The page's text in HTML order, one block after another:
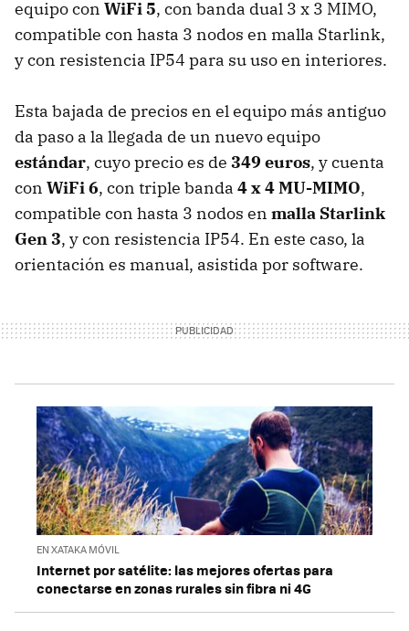
equipo con WiFi 5, con banda dual 3 x 3 MIMO,
compatible con hasta 3 nodos en malla Starlink,
y con resistencia IP54 para su uso en interiores.
Esta bajada de precios en el equipo más antiguo
da paso a la llegada de un nuevo equipo
estándar, cuyo precio es de 349 euros, y cuenta
con WiFi 6, con triple banda 4 x 4 MU-MIMO,
compatible con hasta 3 nodos en malla Starlink
Gen 3, y con resistencia IP54. En este caso, la
orientación es manual, asistida por software.
EN XATAKA MÓVIL
Internet por satélite: las mejores ofertas para
conectarse en zonas rurales sin fibra ni 4G